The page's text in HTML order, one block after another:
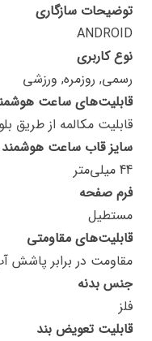
توضیحات سازگاری
ANDROID
نوع کاربری
رسمی, روزمره, ورزشی
قابلیت‌های ساعت
قابلیت مکالمه از طریق
سایز قاب ساعت هوشمند
44 میلی‌متر
فرم صفحه
مستطیل
قابلیت‌های مقاومتی
مقاومت در برابر پاشش
جنس بدنه
فلز
قابلیت تعویض بند